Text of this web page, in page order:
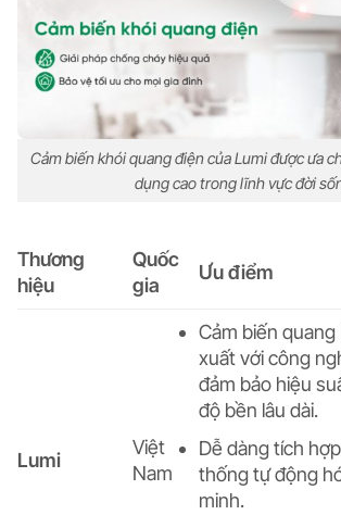
Cảm biến khói quang điện của Lumi được ưa
dụng cao trong lĩnh vực đời
Thương
hiệu
Quốc
gia
Ưu điểm
Lumi
Việt
Nam
Cảm biến
xuất với công
đảm bảo hiệu
độ bền lâu dài.
Dễ dàng tích
thống tự động
minh.